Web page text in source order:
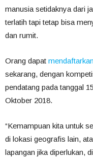
manusia setidaknya dari
terlatih tapi tetap bisa
dan rumit.
Orang dapat
sekarang, dengan
pendatang pada tanggal
Oktober 2018.
“Kemampuan kita untuk
di lokasi geografis lain,
lapangan jika diperlukan,